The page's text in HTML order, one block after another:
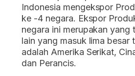
Indonesia mengekspor
ke -4 negara. Ekspor
negara ini merupakan yang
lain yang masuk lima besar
adalah Amerika Serikat,
dan Perancis.